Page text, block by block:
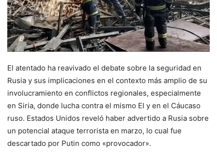
El atentado ha reavivado el debate sobre la seguridad en
Rusia y sus implicaciones en el contexto más amplio de su
involucramiento en conflictos regionales, especialmente
en Siria, donde lucha contra el mismo EI y en el Cáucaso
ruso. Estados Unidos reveló haber advertido a Rusia sobre
un potencial ataque terrorista en marzo, lo cual fue
descartado por Putin como «provocador».